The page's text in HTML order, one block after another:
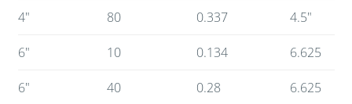
4″ 80 0.337 4.5″
6″ 10 0.134 6.625
6″ 40 0.28 6.625